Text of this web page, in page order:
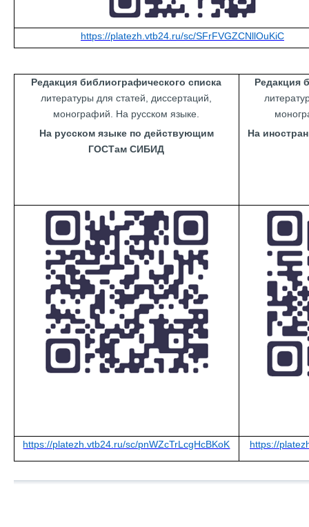
https://platezh.vtb24.ru/sc/SFrFVGZCNllOuKiC
Редакция библиографического списка
литературы для статей, диссертаций,
монографий. На русском языке.
На русском языке по действующим
ГОСТам СИБИД
Редакция
На
https://platezh.vtb24.ru/sc/pnWZcTrLcgHcBKoK https://